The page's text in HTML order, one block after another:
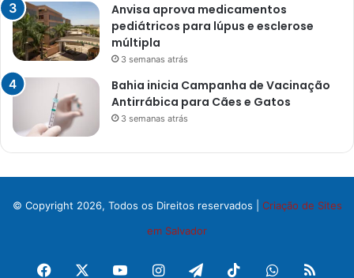
Anvisa aprova medicamentos
pediátricos para lúpus e esclerose
múltipla
3 semanas atrás
Bahia inicia Campanha de Vacinação
Antirrábica para Cães e Gatos
3 semanas atrás
© Copyright 2026, Todos os Direitos reservados | Criação de Sites
em Salvador
Facebook YouTubeInstagram
TelegramTikTokWhatsApp
RSS